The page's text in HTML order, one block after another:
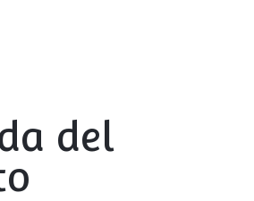
del